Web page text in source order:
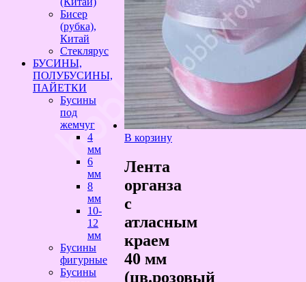
В корзину
Лента
органза
с
атласным
краем
40 мм
(цв.розовый
Бисер
(рубка),
Китай
Стеклярус
БУСИНЫ,
ПОЛУБУСИНЫ,
ПАЙЕТКИ
Бусины
под
жемчуг
4
мм
6
мм
8
мм
10-
12
мм
Бусины
фигурные
Бусины